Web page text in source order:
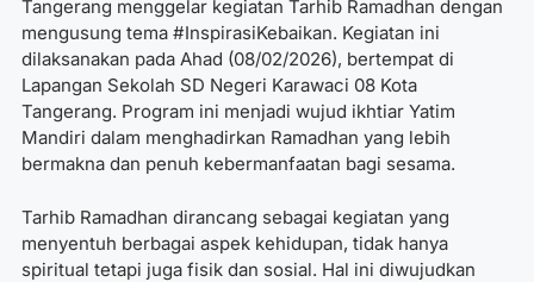
Tangerang menggelar kegiatan Tarhib Ramadhan dengan
mengusung tema #InspirasiKebaikan. Kegiatan ini
dilaksanakan pada Ahad (08/02/2026), bertempat di
Lapangan Sekolah SD Negeri Karawaci 08 Kota
Tangerang. Program ini menjadi wujud ikhtiar Yatim
Mandiri dalam menghadirkan Ramadhan yang lebih
bermakna dan penuh kebermanfaatan bagi sesama.
Tarhib Ramadhan dirancang sebagai kegiatan yang
menyentuh berbagai aspek kehidupan, tidak hanya
spiritual tetapi juga fisik dan sosial. Hal ini diwujudkan